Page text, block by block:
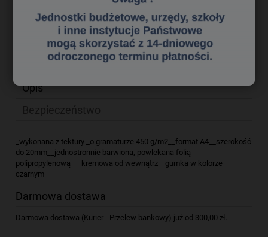
Kod produktu:
te 3680066
zapytaj o produkt
poleć znajomemu
Opis
_wykonana z tektury _o gramaturze 450 g/m2__format A4__szerokość
do 20mm__jednostronnie barwiona, powlekana folią
polipropylenową___kremowa od wewnątrz__gumka w kolorze
czarnym
Darmowa dostawa
Darmowa dostawa (Kurier - Przelew bankowy) już od 300,00 zł.